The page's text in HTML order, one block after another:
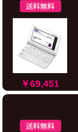
￥69,451